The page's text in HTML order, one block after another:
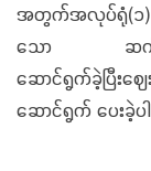
အတွက်အလုပ်ရုံ(၁)ခု
သော ဆက်စပ်ပစ္စ
ဆောင်ရွက်ခဲ့ပြီးဈ
ဆောင်ရွက် ပေးခဲ့